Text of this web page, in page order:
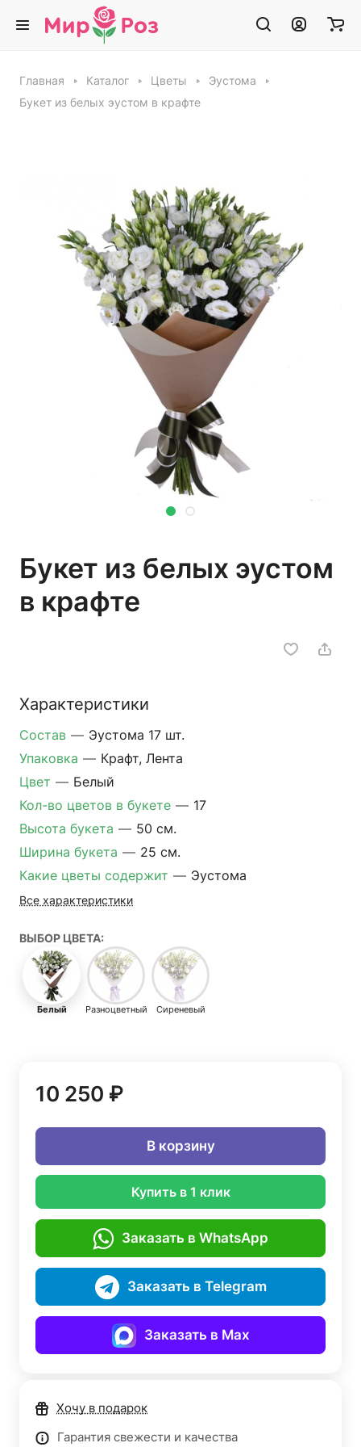
Главная Каталог Цветы
Эустома
Букет из белых эустом в крафте
Букет из белых эустом
в крафте
Характеристики
Состав — Эустома 17 шт.
Упаковка — Крафт, Лента
Цвет — Белый
Кол-во цветов в букете — 17
Высота букета — 50 см.
Ширина букета — 25 см.
Какие цветы содержит — Эустома
Все характеристики
ВЫБОР ЦВЕТА:
Белый Разноцветный Сиреневый
10 250 ₽
В корзину
Купить в 1 клик
Заказать в WhatsApp
Заказать в Telegram
Заказать в Max
Хочу в подарок
Гарантия свежести и качества